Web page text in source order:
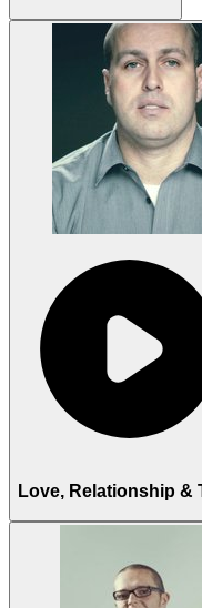
Love, Relationship &